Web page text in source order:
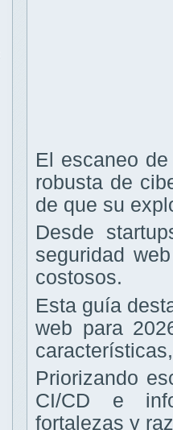
El escaneo
robusta de
de que su
Desde
seguridad
costosos.
Esta guía
web para
Priorizando
CI/CD e
fortalezas y